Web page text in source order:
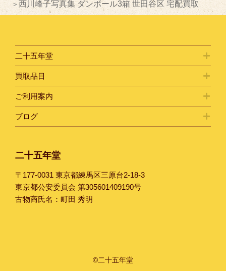
西川峰子写真集 ダンボール3箱 世田谷区 宅配買取
二十五年堂
買取品目
ご利用案内
ブログ
二十五年堂
〒177-0031 東京都練馬区三原台2-18-3
東京都公安委員会 第305601409190号
古物商氏名：町田 秀明
©二十五年堂